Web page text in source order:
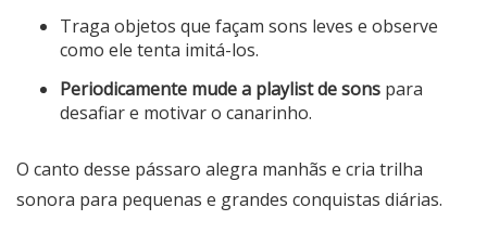
Traga objetos que façam sons leves e observe
como ele tenta imitá-los.
Periodicamente mude a playlist de sons para
desafiar e motivar o canarinho.
O canto desse pássaro alegra manhãs e cria trilha
sonora para pequenas e grandes conquistas diárias.